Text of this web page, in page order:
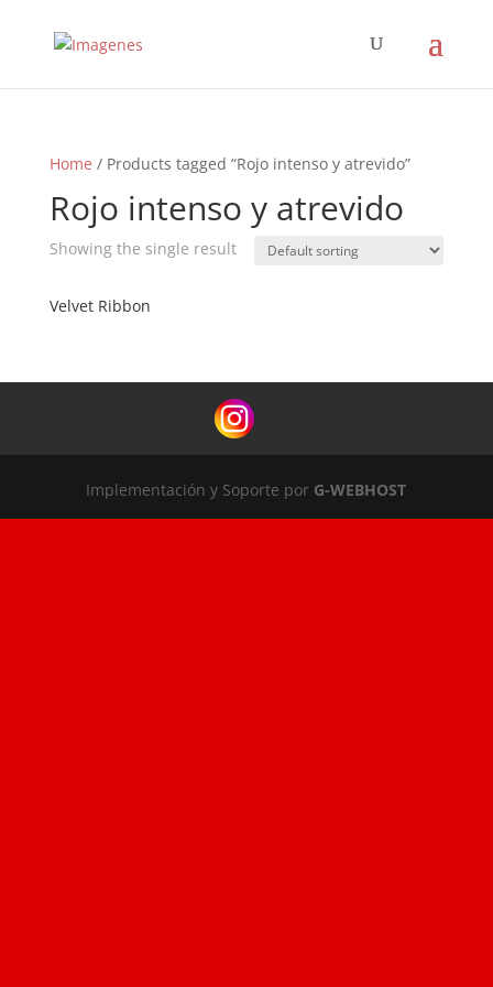
Home / Products tagged “Rojo intenso y atrevido”
Rojo intenso y atrevido
Showing the single result
Velvet Ribbon
Implementación y Soporte por G-WEBHOST